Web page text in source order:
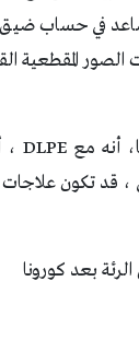
في حساب ضيق
الصور المقطعية
أنه مع DLPE ،
، قد تكون
بعد كورونا